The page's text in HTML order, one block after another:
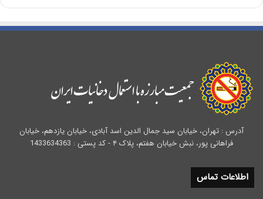
آدرس : تهران، خیابان سید جمال الدین اسد آبادی، خیابان یازدهم، خیابان
فراهانی پور، نبش خیابان هفتم، پلاک ۴ - کد پستی : 1433634363
اطلاعات تماس